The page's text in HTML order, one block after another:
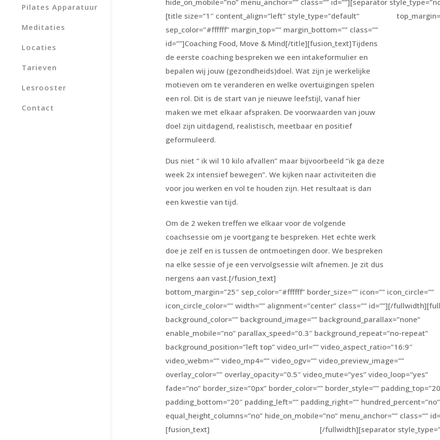
Pilates Apparatuur
Meditaties
Locaties
Tarieven
Lesrooster
Contact
hide_on_mobile=”no” menu_anchor=”” class=”” id=””]
[title size=”1″ content_align=”left” style_type=”default”
sep_color=”#ffffff” margin_top=”” margin_bottom=”” class=””
id=””]Coaching Food, Move & Mind[/title][fusion_text]Tijdens
de eerste coaching bespreken we een intakeformulier en
bepalen wij jouw (gezondheids)doel. Wat zijn je werkelijke
motieven om te veranderen en welke overtuigingen spelen
een rol. Dit is de start van je nieuwe leefstijl, vanaf hier
maken we met elkaar afspraken. De voorwaarden van jouw
doel zijn uitdagend, realistisch, meetbaar en positief
geformuleerd.
Dus niet “ ik wil 10 kilo afvallen” maar bijvoorbeeld “ik ga deze
week 2x intensief bewegen”. We kijken naar activiteiten die
voor jou werken en vol te houden zijn. Het resultaat is dan
een kwestie van tijd.
Om de 2 weken treffen we elkaar voor de volgende
coachsessie om je voortgang te bespreken. Het echte werk
doe je zelf en is tussen de ontmoetingen door. We bespreken
na elke sessie of je een vervolgsessie wilt afnemen. Je zit dus
nergens aan vast.[/fusion_text]
[separator
bottom_margin=”25″ sep_color=”#ffffff” border_size=”” icon=”” icon_circle=””
icon_circle_color=”” width=”” alignment=”center” class=”” id=””][/
background_color=”” background_image=”” background_parallax=”none”
enable_mobile=”no” parallax_speed=”0.3″ background_repeat=”no-repeat”
background_position=”left top” video_url=”” video_aspect_ratio=”16:9″
video_webm=”” video_mp4=”” video_ogv=”” video_preview_image=””
overlay_color=”” overlay_opacity=”0.5″ video_mute=”yes” video_loop=”yes”
fade=”no” border_size=”0px” border_color=”” border_style=””
padding_bottom=”20″ padding_left=”” padding_right=”” hundred_percent=”no”
equal_height_columns=”no” hide_on_mobile=”no” menu_anchor=”” class=””
[fusion_text]
[/fullwidth][separator